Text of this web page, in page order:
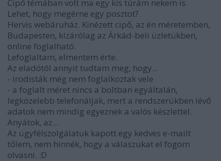
Cipő témában volt ma egy kis túrám nekem is.
Lehet, hogy megérne egy posztot?
Hervis webáruház. Kinézett cipő, az én méretemben,
Budapesten, kizárólag az Árkád-beli üzletükben,
online foglalható.
Lefoglaltam, elmentem érte.
Az eladótól annyit tudtam meg, hogy...
- irodisták még nem foglalkoztak vele
- a foglalt méret nincs a boltban egyáltalán,
legközelebb telefonáljak, mert a rendszerükben lévő
adatok nem mindig egyeznek a valós készlettel.
Anyátok, az...
Az ügyfélszolgálatuk kapott egy kedves e-mailt
tőlem, nem hinnék, hogy a válaszukat el fogom
olvasni. :D